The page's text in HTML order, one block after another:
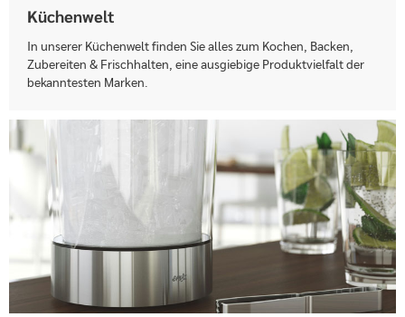
Küchenwelt
In unserer Küchenwelt finden Sie alles zum Kochen, Backen,
Zubereiten & Frischhalten, eine ausgiebige Produktvielfalt der
bekanntesten Marken.